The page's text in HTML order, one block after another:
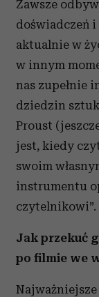
Zawsze
doświadczeń
aktualnie w
w innym
nas zupełnie
dziedzin
Proust
jest, kiedy
swoim
instrumentu
czytelnikowi”.
Jak przekuć
po filmie we